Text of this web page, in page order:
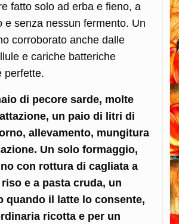
fatto solo ad erba e fieno, a
e senza nessun fermento. Un
corroborato anche dalle
e cariche batteriche
perfette.
di pecore sarde, molte
un paio di litri di
allevamento, mungitura
Un solo formaggio,
con rottura di cagliata a
e a pasta cruda, un
quando il latte lo consente,
ricotta e per un